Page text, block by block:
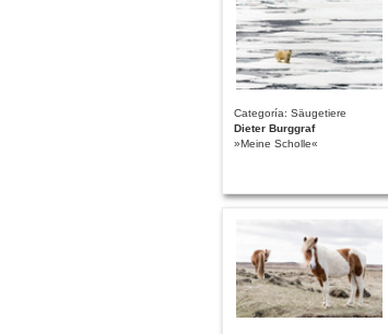
Categoría: Säugetiere
Dieter Burggraf
»Meine Scholle«